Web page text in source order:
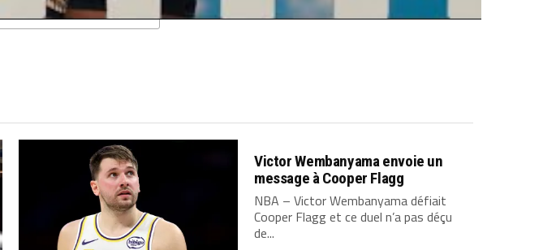
Victor Wembanyama envoie un
message à Cooper Flagg
NBA – Victor Wembanyama défiait
Cooper Flagg et ce duel n’a pas déçu
de...